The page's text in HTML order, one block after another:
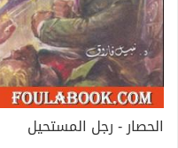
الحصار - رجل المستحيل